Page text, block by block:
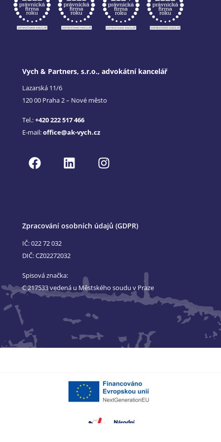
Vych & Partners, s.r.o., advokátní kancelář
Lazarská 11/6
120 00 Praha 2 – Nové město
Tel.:+420 222 517 466
E-mail:office@ak-vych.cz
Zpracování osobních údajů (GDPR)
IČ: 022 72 032
DIČ: CZ02272032
Spisová značka:
C 217533 vedená u Městského soudu v Praze